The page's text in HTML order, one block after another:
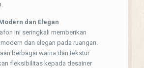
dan Elegan
ini seringkali memberikan
dan elegan pada ruangan.
berbagai warna dan tekstur
fleksibilitas kepada desainer